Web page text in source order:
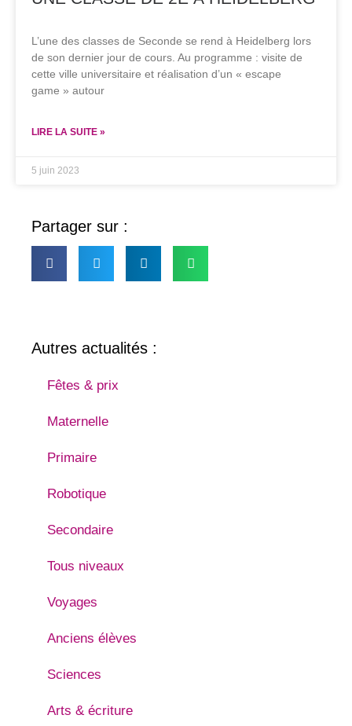
L’une des classes de Seconde se rend à Heidelberg lors
de son dernier jour de cours. Au programme : visite de
cette ville universitaire et réalisation d’un « escape
game » autour
LIRE LA SUITE »
5 juin 2023
Partager sur :
Autres actualités :
Fêtes & prix
Maternelle
Primaire
Robotique
Secondaire
Tous niveaux
Voyages
Anciens élèves
Sciences
Arts & écriture